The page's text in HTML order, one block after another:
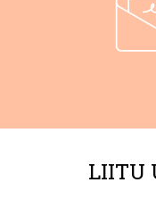
LIITU